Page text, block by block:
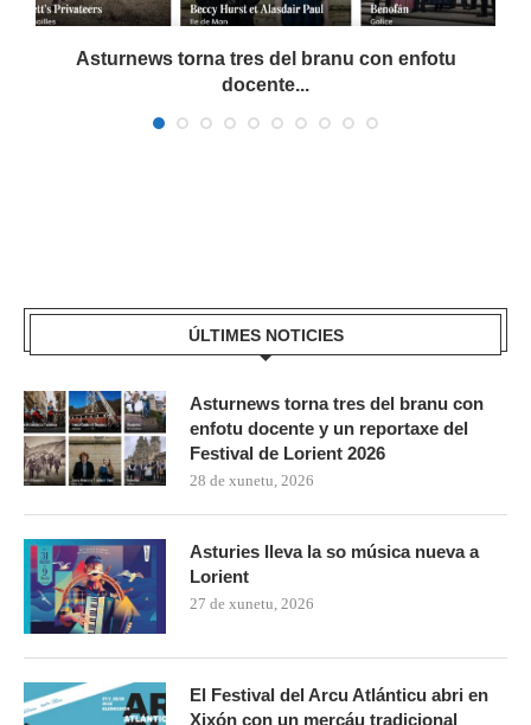
Asturnews torna tres del branu con enfotu
docente...
ÚLTIMES NOTICIES
Asturnews torna tres del branu con
enfotu docente y un reportaxe del
Festival de Lorient 2026
28 de xunetu, 2026
Asturies lleva la so música nueva a
Lorient
27 de xunetu, 2026
El Festival del Arcu Atlánticu abri en
Xixón con un mercáu tradicional